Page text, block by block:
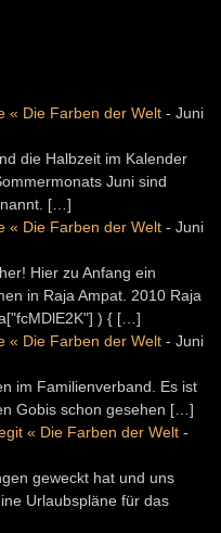
« Die Farben der Welt - Juni
die Halbzeit im Kalender
Juni sind
[…]
« Die Farben der Welt - Juni
Hier zu Anfang ein
in Raja Ampat. 2010 Raja
) { […]
« Die Farben der Welt - Juni
im Familienverband. Es ist
Gobis schon gesehen […]
« Die Farben der Welt -
geweckt hat und uns
Urlaubspläne für das